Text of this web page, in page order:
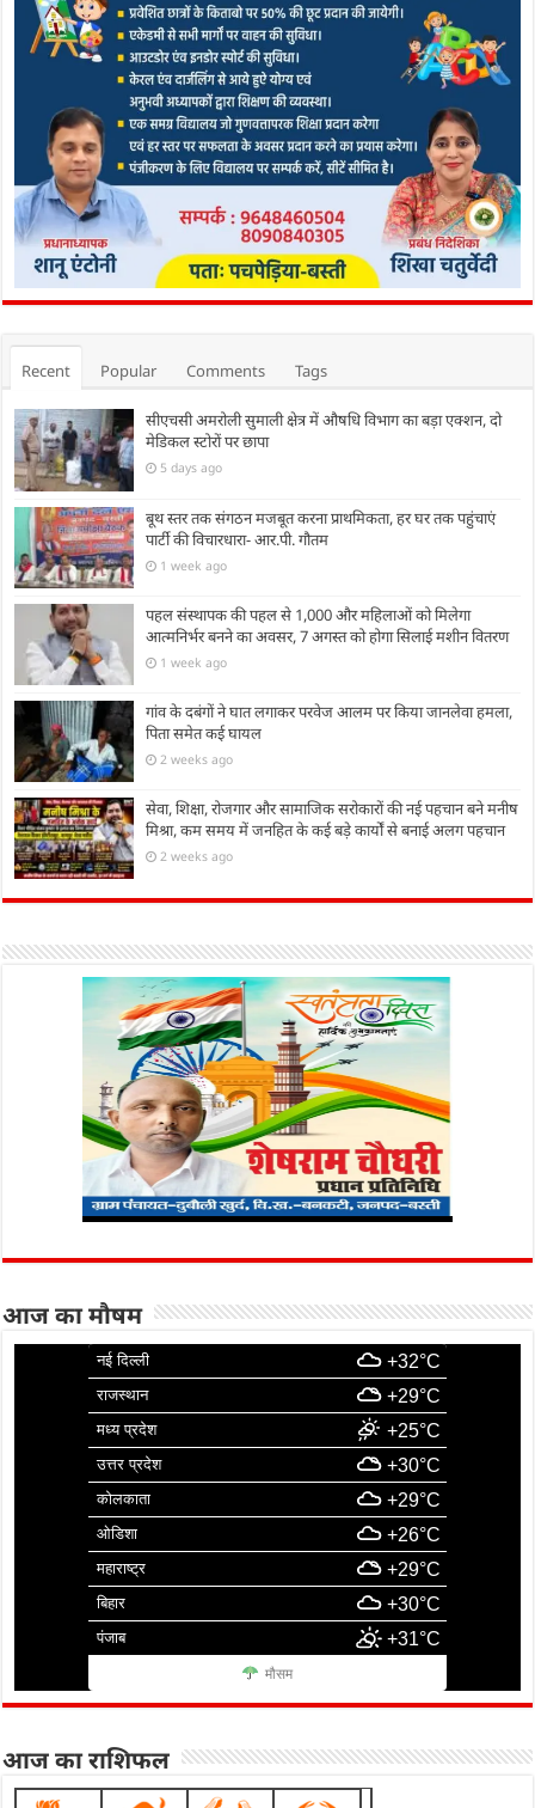
Recent Popular Comments Tags
सीएचसी अमरोली सुमाली क्षेत्र में औषधि विभाग का बड़ा एक्शन, दो
मेडिकल स्टोरों पर छापा
5 days ago
बूथ स्तर तक संगठन मजबूत करना प्राथमिकता, हर घर तक पहुंचाएं
पार्टी की विचारधारा- आर.पी. गौतम
1 week ago
पहल संस्थापक की पहल से 1,000 और महिलाओं को मिलेगा
आत्मनिर्भर बनने का अवसर, 7 अगस्त को होगा सिलाई मशीन वितरण
1 week ago
गांव के दबंगों ने घात लगाकर परवेज आलम पर किया जानलेवा हमला,
पिता समेत कई घायल
2 weeks ago
सेवा, शिक्षा, रोजगार और सामाजिक सरोकारों की नई पहचान बने मनीष
मिश्रा, कम समय में जनहित के कई बड़े कार्यों से बनाई अलग पहचान
2 weeks ago
आज का मौषम
नई दिल्ली +32°C
राजस्थान +29°C
मध्य प्रदेश +25°C
उत्तर प्रदेश +30°C
कोलकाता +29°C
ओडिशा +26°C
महाराष्ट्र +29°C
बिहार +30°C
पंजाब +31°C
मौसम
आज का राशिफल